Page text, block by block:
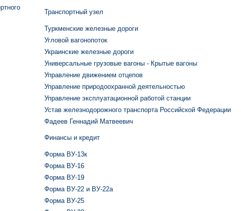
Транспортный узел
Туркменские железные дороги
Угловой вагонопоток
Украинские железные дороги
Универсальные грузовые вагоны - Крытые вагоны
Управление движением отцепов
Управление природоохранной деятельностью
Управление эксплуатационной работой станции
Устав железнодорожного транспорта Российской Федерации
Фадеев Геннадий Матвеевич
Финансы и кредит
Форма ВУ-13к
Форма ВУ-16
Форма ВУ-19
Форма ВУ-22 и ВУ-22а
Форма ВУ-25